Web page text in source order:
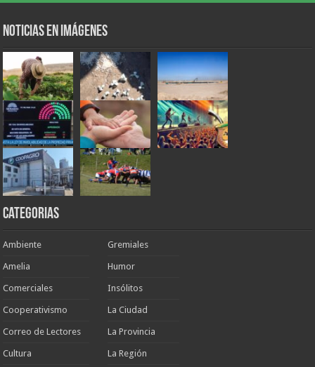
Noticias en Imágenes
Categorias
Ambiente
Amelia
Comerciales
Cooperativismo
Correo de Lectores
Cultura
Gremiales
Humor
Insólitos
La Ciudad
La Provincia
La Región